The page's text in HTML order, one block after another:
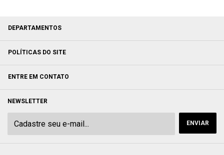
DEPARTAMENTOS
POLÍTICAS DO SITE
ENTRE EM CONTATO
NEWSLETTER